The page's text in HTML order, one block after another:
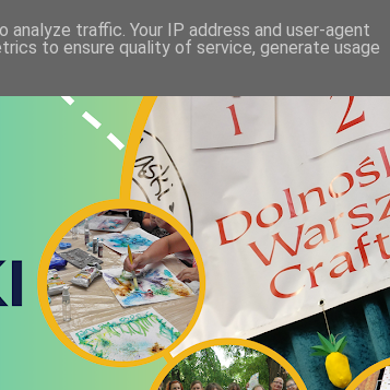
traffic. Your IP address and user-agent
to ensure quality of service, generate usage